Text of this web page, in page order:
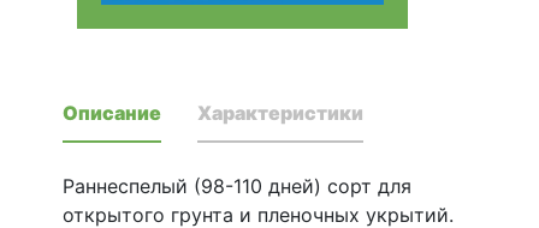
Описание Характеристики
Раннеспелый (98-110 дней) сорт для
открытого грунта и пленочных укрытий.